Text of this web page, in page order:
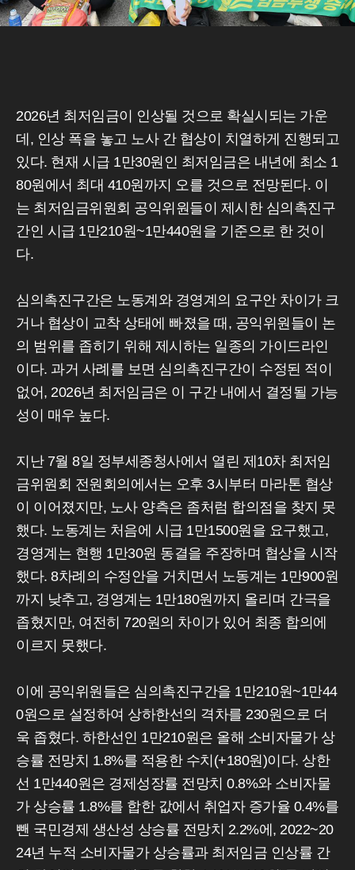
2026년 최저임금이 인상될 것으로 확실시되는 가운
데, 인상 폭을 놓고 노사 간 협상이 치열하게 진행되고
있다. 현재 시급 1만30원인 최저임금은 내년에 최소 1
80원에서 최대 410원까지 오를 것으로 전망된다. 이
는 최저임금위원회 공익위원들이 제시한 심의촉진구
간인 시급 1만210원~1만440원을 기준으로 한 것이
다.
심의촉진구간은 노동계와 경영계의 요구안 차이가 크
거나 협상이 교착 상태에 빠졌을 때, 공익위원들이 논
의 범위를 좁히기 위해 제시하는 일종의 가이드라인
이다. 과거 사례를 보면 심의촉진구간이 수정된 적이
없어, 2026년 최저임금은 이 구간 내에서 결정될 가능
성이 매우 높다.
지난 7월 8일 정부세종청사에서 열린 제10차 최저임
금위원회 전원회의에서는 오후 3시부터 마라톤 협상
이 이어졌지만, 노사 양측은 좀처럼 합의점을 찾지 못
했다. 노동계는 처음에 시급 1만1500원을 요구했고,
경영계는 현행 1만30원 동결을 주장하며 협상을 시작
했다. 8차례의 수정안을 거치면서 노동계는 1만900원
까지 낮추고, 경영계는 1만180원까지 올리며 간극을
좁혔지만, 여전히 720원의 차이가 있어 최종 합의에
이르지 못했다.
이에 공익위원들은 심의촉진구간을 1만210원~1만44
0원으로 설정하여 상하한선의 격차를 230원으로 더
욱 좁혔다. 하한선인 1만210원은 올해 소비자물가 상
승률 전망치 1.8%를 적용한 수치(+180원)이다. 상한
선 1만440원은 경제성장률 전망치 0.8%와 소비자물
가 상승률 1.8%를 합한 값에서 취업자 증가율 0.4%를
뺀 국민경제 생산성 상승률 전망치 2.2%에, 2022~20
24년 누적 소비자물가 상승률과 최저임금 인상률 간